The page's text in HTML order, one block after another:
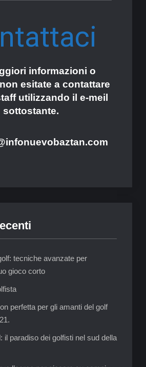
informazioni o
esitate a contattare
utilizzando il e-meil
sottostante.
tecniche avanzate per
gioco corto
perfetta per gli amanti del golf
il paradiso dei golfisti nel sud della